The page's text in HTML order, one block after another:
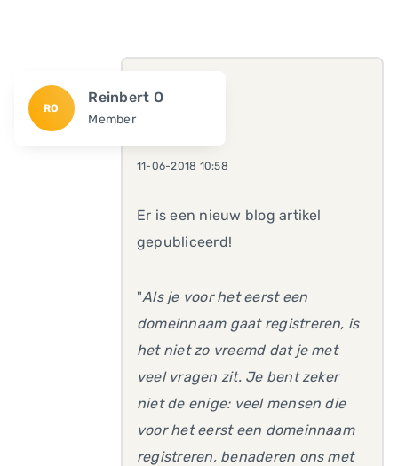
RO
Reinbert O
Member
11-06-2018 10:58
Er is een nieuw blog artikel
gepubliceerd!
"Als je voor het eerst een
domeinnaam gaat registreren, is
het niet zo vreemd dat je met
veel vragen zit. Je bent zeker
niet de enige: veel mensen die
voor het eerst een domeinnaam
registreren, benaderen ons met